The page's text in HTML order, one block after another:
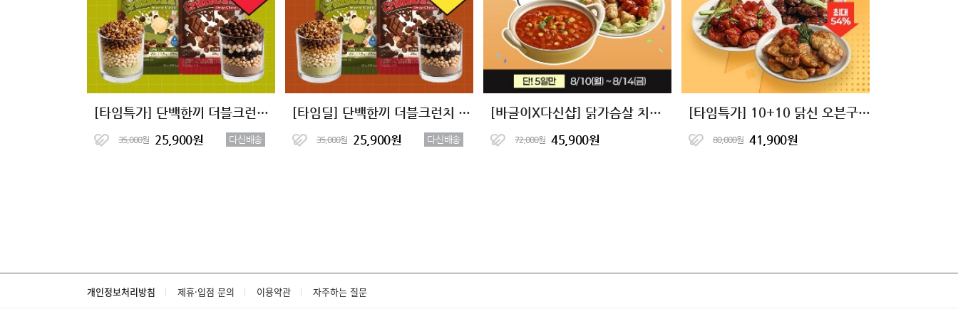
[타임특가] 단백한끼 더블크런치 단백질쉐이크 2종 (7+7)
35,000원 25,900원 다신배송
[타임딜] 단백한끼 더블크런치 단백질쉐이크 2종 (7+7)
35,000원 25,900원 다신배송
[바글이X다신샵] 닭가슴살 치킨&마녀스프 10종 단독핫딜
72,000원 45,900원
[타임특가] 10+10 닭신 오븐구이 닭안심살&닭가슴살 16종 골라담기
80,000원 41,900원
개인정보처리방침 제휴·입점 문의 이용약관 자주하는 질문